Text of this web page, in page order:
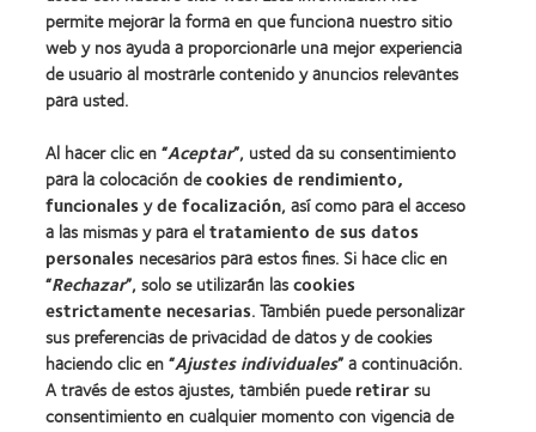
Tecnología para lentes de contacto
Lentes de contacto y visión
Usuario experimentado
Blog
Sobre nosotros
Carreras
Noticias
Contacto
permite mejorar la forma en que funciona nuestro sitio
web y nos ayuda a proporcionarle una mejor experiencia
de usuario al mostrarle contenido y anuncios relevantes
para usted.
Al hacer clic en “Aceptar”, usted da su consentimiento
para la colocación decookies de rendimiento,
funcionalesyde focalización, así como para el acceso
a las mismas y para eltratamiento de sus datos
personales necesarios para estos fines. Si hace clic en
“Rechazar”, solo se utilizarán lascookies
estrictamente necesarias. También puede personalizar
sus preferencias de privacidad de datos y de cookies
haciendo clic en “Ajustes individuales” a continuación.
A través de estos ajustes, también puederetirarsu
consentimiento en cualquier momento con vigencia de